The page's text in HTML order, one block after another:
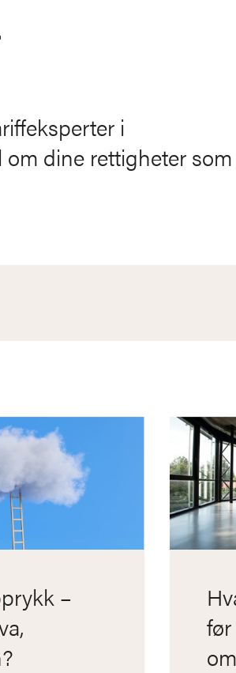
i
dine rettigheter som
–